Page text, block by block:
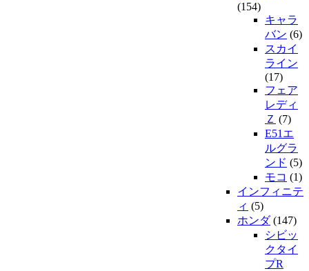
(154)
キャラ
バン (6)
スカイ
ライン
(17)
フェア
レディ
Ｚ (7)
E51エ
ルグラ
ンド (5)
モコ (1)
インフィニテ
ィ (5)
ホンダ(147)
シビッ
クタイ
プR